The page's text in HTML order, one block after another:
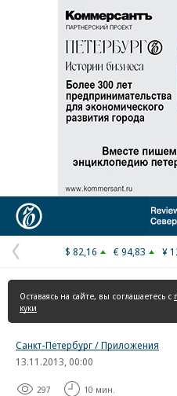
Реклама в «Ъ»
Предыдущая
страница
$ 82,16 € 94,83 ¥
Оставаясь на сайте, вы соглашаетесь с
куки
Санкт-Петербург / Приложения
13.11.2013, 00:00
297 10 мин.